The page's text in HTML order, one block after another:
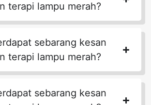
terapi lampu merah?
sebarang kesan
terapi lampu merah?
sebarang kesan